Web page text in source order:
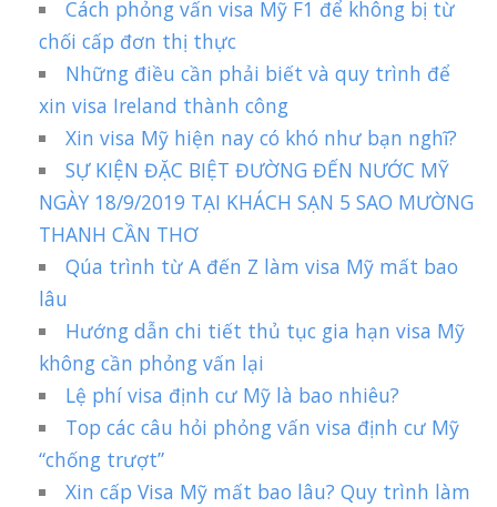
Cách phỏng vấn visa Mỹ F1 để không bị từ
chối cấp đơn thị thực
Những điều cần phải biết và quy trình để
xin visa Ireland thành công
Xin visa Mỹ hiện nay có khó như bạn nghĩ?
SỰ KIỆN ĐẶC BIỆT ĐƯỜNG ĐẾN NƯỚC MỸ
NGÀY 18/9/2019 TẠI KHÁCH SẠN 5 SAO MƯỜNG
THANH CẦN THƠ
Qúa trình từ A đến Z làm visa Mỹ mất bao
lâu
Hướng dẫn chi tiết thủ tục gia hạn visa Mỹ
không cần phỏng vấn lại
Lệ phí visa định cư Mỹ là bao nhiêu?
Top các câu hỏi phỏng vấn visa định cư Mỹ
“chống trượt”
Xin cấp Visa Mỹ mất bao lâu? Quy trình làm